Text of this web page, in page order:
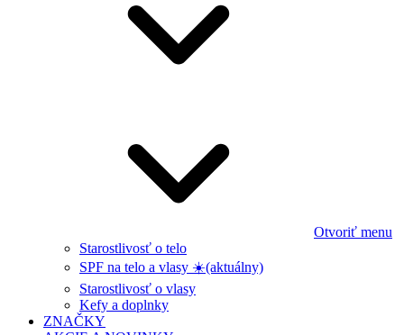
Otvoriť menu
Starostlivosť o telo
SPF na telo a vlasy ☀️(aktuálny)
Starostlivosť o vlasy
Kefy a doplnky
ZNAČKY